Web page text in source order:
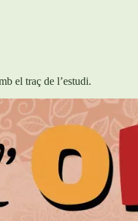
el traç de l’estudi.